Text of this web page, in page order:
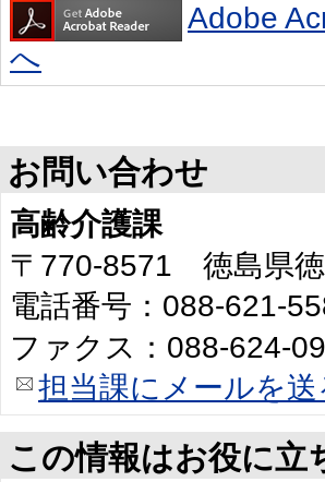
Adobe
へ
お問い合わせ
高齢介護課
〒770-8571 徳島県徳
電話番号：088-621-
ファクス：088-624-
担当課にメールを送
この情報はお役に立